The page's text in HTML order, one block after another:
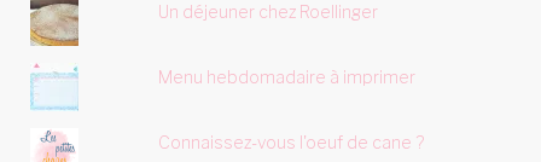
Un déjeuner chez Roellinger
Menu hebdomadaire à imprimer
Connaissez-vous l'oeuf de cane ?